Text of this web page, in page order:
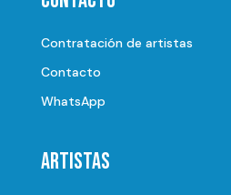
Contratación de artistas
Contacto
WhatsApp
Artistas